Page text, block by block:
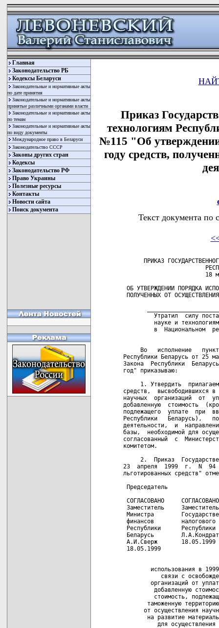
Главная
Законодательство РБ
Кодексы Беларуси
Законодательные и нормативные акты
по дате принятия
Законодательные и нормативные акты
принятые различными органами власти
Законодательные и нормативные акты
по темам
Законодательные и нормативные акты
по виду документы
Международное право в Беларуси
Законодательство СССР
Законы других стран
Кодексы
Законодательство РФ
Право Украины
Полезные ресурсы
Контакты
Новости сайта
Поиск документа
Приказ
технологиям
№115 "Об утверждении
году средств,
Текст документа по
ПРИКАЗ
18
ОБ УТВЕРЖДЕНИИ ПОРЯДКА
ПОЛУЧЕННЫХ ОТ
Утратил  силу
науке и
в  Национальном
Во   исполнение
Республики Беларусь от 25
Закона  Республики
год" приказываю:
1. Утвердить
средств,  высвободившихся
научных  организаций  от
добавленную  стоимость
подлежащего  уплате  при
Республики   Беларусь),
деятельности,  и
базы,  необходимой для
согласованный  с
комитетом.
2.  Приказ
23  апреля  1999  г.  N  94
льготированных средств"
Председатель
СОГЛАСОВАНО
Заместитель
Министра
финансов
Республики
Беларусь
А.И.Сверж
18.05.1999
использования в
связи с
организаций от
добавленную
стоимость,
таможенную
от осуществления
на развитие
для осуществления